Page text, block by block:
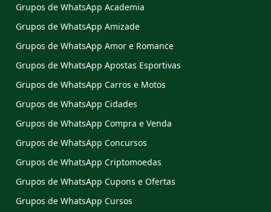
Grupos de WhatsApp Academia
Grupos de WhatsApp Amizade
Grupos de WhatsApp Amor e Romance
Grupos de WhatsApp Apostas Esportivas
Grupos de WhatsApp Carros e Motos
Grupos de WhatsApp Cidades
Grupos de WhatsApp Compra e Venda
Grupos de WhatsApp Concursos
Grupos de WhatsApp Criptomoedas
Grupos de WhatsApp Cupons e Ofertas
Grupos de WhatsApp Cursos